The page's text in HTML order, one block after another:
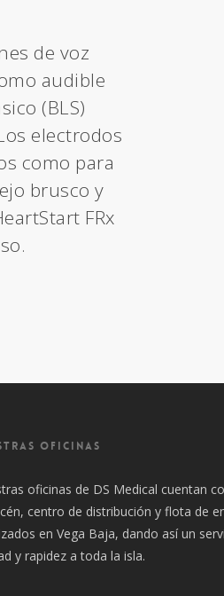
de voz
audible
(BLS)
electrodos
como para
brusco y
FRx
OFICINAS
oficinas de DS Medical cuentan
centro de distribución y flota de
en Vega Baja, dando así un
y rapidez a toda la isla.